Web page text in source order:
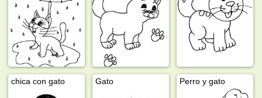
chica con gato Gato Perro y gato